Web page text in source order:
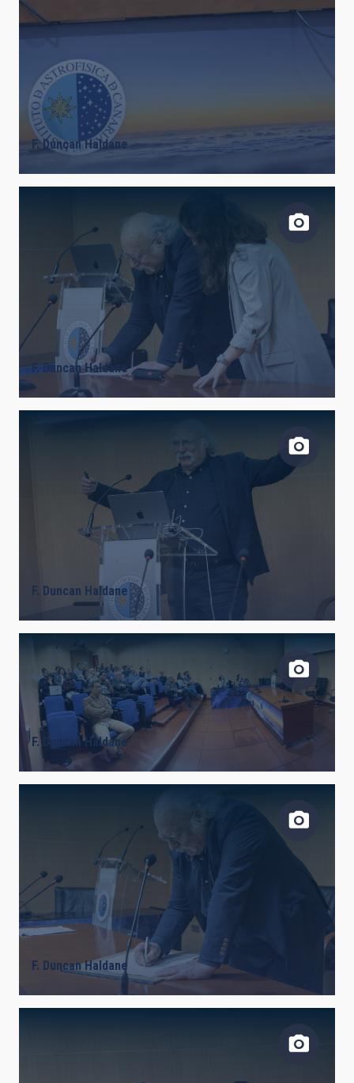
F. Duncan Haldane
F. Duncan Haldane
F. Duncan Haldane
F. Duncan Haldane
F. Duncan Haldane